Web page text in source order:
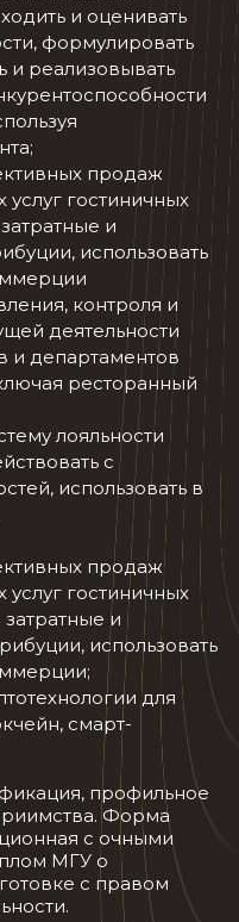
и оценивать
формулировать
и реализовывать
продаж
гостиничных
и
использовать
контроля и
деятельности
и департаментов
ресторанный
лояльности
с
использовать в
продаж
гостиничных
и
использовать
для
смарт-
профильное
Форма
с очными
МГУ о
с правом